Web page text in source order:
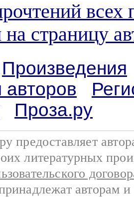
всех
страницу
Произведения
Проза.ру
предоставляет
литературных
авторам